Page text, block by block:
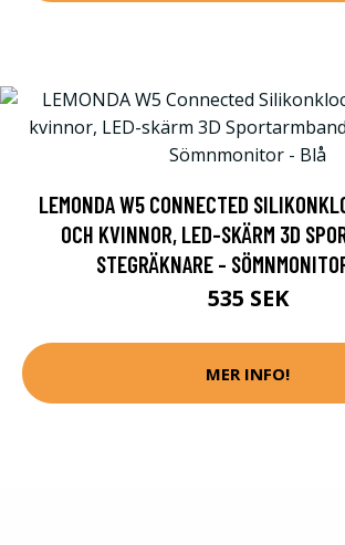
LEMONDA W5 CONNECTED
OCH KVINNOR, LED-SKÄRM 3D
STEGRÄKNARE -
535 SEK
MER INFO!